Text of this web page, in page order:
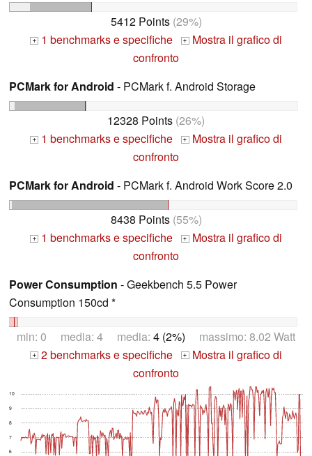
5412 Points(29%)
+ 1 benchmarks e specifiche + Mostra il grafico di
confronto
PCMark for Android - PCMark f. Android Storage
12328 Points (26%)
+ 1 benchmarks e specifiche + Mostra il grafico di
confronto
PCMark for Android - PCMark f. Android Work Score 2.0
8438 Points(55%)
+ 1 benchmarks e specifiche + Mostra il grafico di
confronto
Power Consumption - Geekbench 5.5 Power
Consumption 150cd *
min: 0 media: 4 media: 4 (2%) massimo: 8.02 Watt
+ 2 benchmarks e specifiche + Mostra il grafico di
confronto
6
7
8
9
10